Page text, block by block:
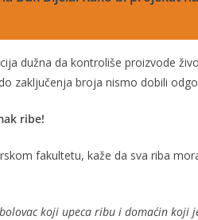
dužna da kontroliše proizvode
zaključenja broja nismo dobili
ribe!
fakultetu, kaže da sva riba
koji upeca ribu i domaćin koji